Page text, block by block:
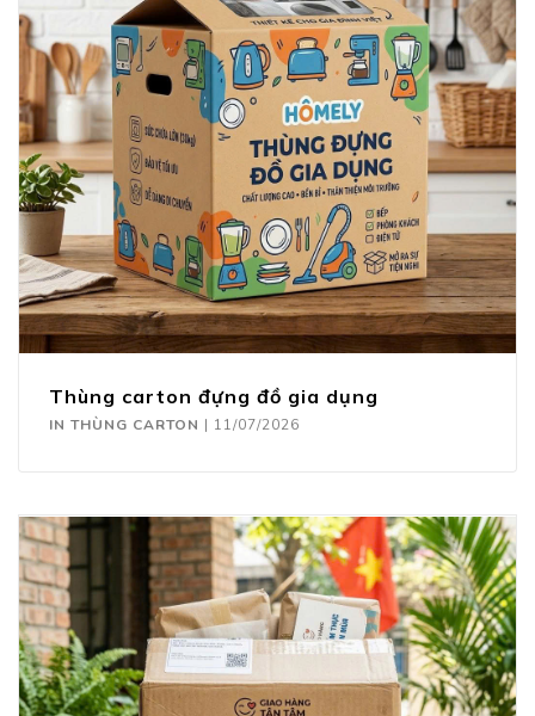
Thùng carton đựng đồ gia dụng
IN THÙNG CARTON | 11/07/2026